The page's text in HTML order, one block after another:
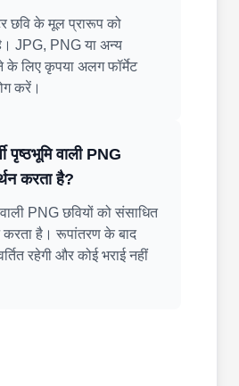
छवि के मूल प्रारूप को
JPG, PNG या अन्य
के लिए कृपया अलग फॉर्मेट
करें।
पृष्ठभूमि वाली PNG
करता है?
वाली PNG छवियों को संसाधित
है। रूपांतरण के बाद
रहेगी और कोई भराई नहीं